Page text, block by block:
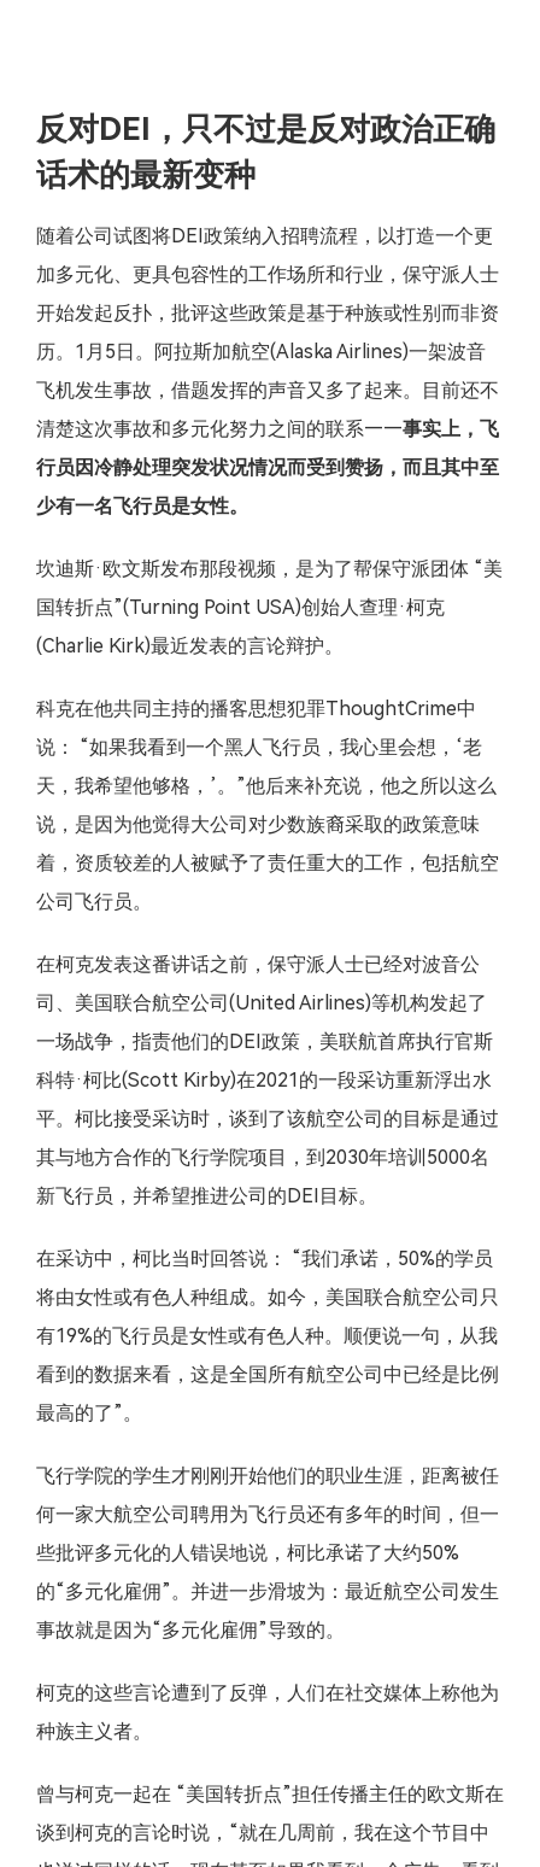
反对DEI，只不过是反对政治正确
话术的最新变种
随着公司试图将DEI政策纳入招聘流程，以打造一个更
加多元化、更具包容性的工作场所和行业，保守派人士
开始发起反扑，批评这些政策是基于种族或性别而非资
历。1月5日。阿拉斯加航空(Alaska Airlines)一架波音
飞机发生事故，借题发挥的声音又多了起来。目前还不
清楚这次事故和多元化努力之间的联系——事实上，飞
行员因冷静处理突发状况情况而受到赞扬，而且其中至
少有一名飞行员是女性。
坎迪斯·欧文斯发布那段视频，是为了帮保守派团体 “美
国转折点”(Turning Point USA)创始人查理·柯克
(Charlie Kirk)最近发表的言论辩护。
科克在他共同主持的播客思想犯罪ThoughtCrime中
说： “如果我看到一个黑人飞行员，我心里会想，‘老
天，我希望他够格，’。”他后来补充说，他之所以这么
说，是因为他觉得大公司对少数族裔采取的政策意味
着，资质较差的人被赋予了责任重大的工作，包括航空
公司飞行员。
在柯克发表这番讲话之前，保守派人士已经对波音公
司、美国联合航空公司(United Airlines)等机构发起了
一场战争，指责他们的DEI政策，美联航首席执行官斯
科特·柯比(Scott Kirby)在2021的一段采访重新浮出水
平。柯比接受采访时，谈到了该航空公司的目标是通过
其与地方合作的飞行学院项目，到2030年培训5000名
新飞行员，并希望推进公司的DEI目标。
在采访中，柯比当时回答说： “我们承诺，50%的学员
将由女性或有色人种组成。如今，美国联合航空公司只
有19%的飞行员是女性或有色人种。顺便说一句，从我
看到的数据来看，这是全国所有航空公司中已经是比例
最高的了”。
飞行学院的学生才刚刚开始他们的职业生涯，距离被任
何一家大航空公司聘用为飞行员还有多年的时间，但一
些批评多元化的人错误地说，柯比承诺了大约50%
的“多元化雇佣”。并进一步滑坡为：最近航空公司发生
事故就是因为“多元化雇佣”导致的。
柯克的这些言论遭到了反弹，人们在社交媒体上称他为
种族主义者。
曾与柯克一起在 “美国转折点”担任传播主任的欧文斯在
谈到柯克的言论时说，“就在几周前，我在这个节目中